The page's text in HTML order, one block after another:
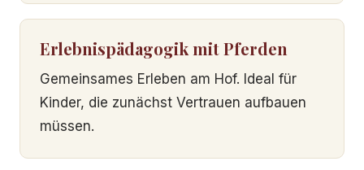
Erlebnispädagogik mit Pferden
Gemeinsames Erleben am Hof. Ideal für
Kinder, die zunächst Vertrauen aufbauen
müssen.